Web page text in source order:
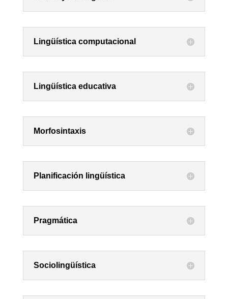
Lingüística computacional
Lingüística educativa
Morfosintaxis
Planificación lingüística
Pragmática
Sociolingüística